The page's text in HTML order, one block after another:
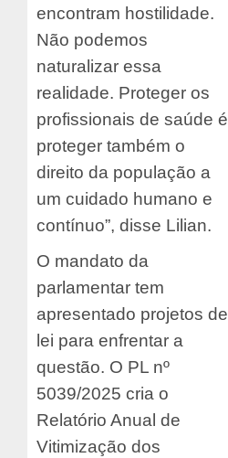
encontram hostilidade.
Não podemos
naturalizar essa
realidade. Proteger os
profissionais de saúde é
proteger também o
direito da população a
um cuidado humano e
contínuo”, disse Lilian.
O mandato da
parlamentar tem
apresentado projetos de
lei para enfrentar a
questão. O PL nº
5039/2025 cria o
Relatório Anual de
Vitimização dos